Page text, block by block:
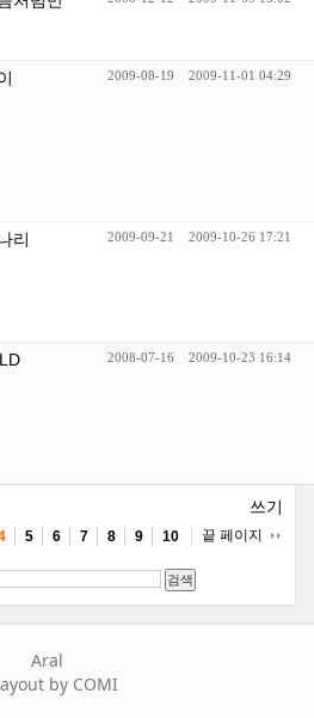
2009-08-19 2009-11-01 04:29
리 2009-09-21 2009-10-26 17:21
2008-07-16 2009-10-23 16:14
쓰기
5 6 7 8 9 10 끝 페이지
검색
Aral
by COMI